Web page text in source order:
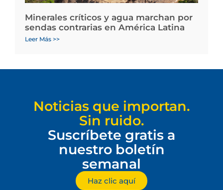
Minerales críticos y agua marchan por
sendas contrarias en América Latina
Leer Más >>
Noticias que importan.
Sin ruido.
Suscríbete gratis a
nuestro boletín
semanal
Haz clic aquí